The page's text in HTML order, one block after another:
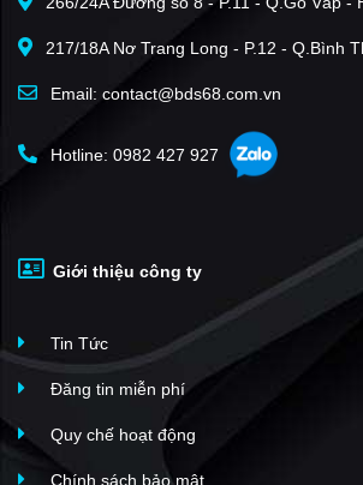
217/18A Nơ Trang Long - P.12 - Q.Bình
Email: contact@bds68.com.vn
Hotline: 0982 427 927
Giới thiệu công ty
Tin Tức
Đăng tin miễn phí
Quy chế hoạt động
Chính sách bảo mật